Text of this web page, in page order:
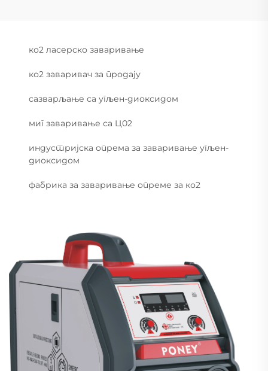
ко2 ласерско заваривање
ко2 заваривач за продају
сазварљање са угљен-диоксидом
миг заваривање са Ц02
индустријска опрема за заваривање угљен-
диоксидом
фабрика за заваривање опреме за ко2